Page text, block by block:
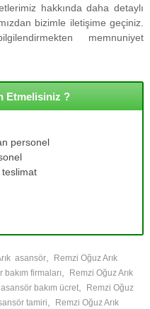
hakkında daha detaylı
bizimle iletişime geçiniz.
memnuniyet
Etmelisiniz ?
personel
teslimat
asansör,
Remzi Oğuz Arık
firmaları
Remzi Oğuz Arık
bakım ücret,
Remzi Oğuz
tamiri
Remzi Oğuz Arık